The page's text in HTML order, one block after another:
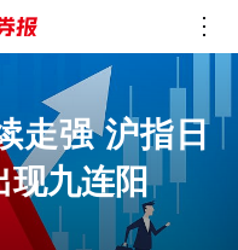
走强 沪指日
现九连阳